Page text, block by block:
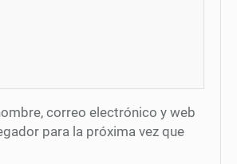
correo electrónico y web
para la próxima vez que